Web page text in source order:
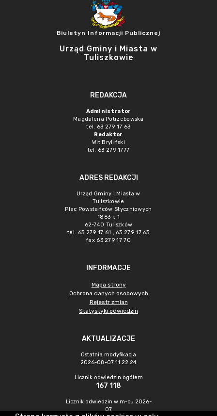
Biuletyn Informacji Publicznej
Urząd Gminy i Miasta w
Tuliszkowie
REDAKCJA
Administrator
Magdalena Potrzebowska
tel. 63 279 17 63
Redaktor
Wit Bryliński
tel. 63 279 1777
ADRES REDAKCJI
Urząd Gminy i Miasta w
Tuliszkowie
Plac Powstańców Styczniowych
1863 r. 1
62-740 Tuliszków
tel. 63 279 17 61 , 63 279 17 63
fax 63 279 17 70
INFORMACJE
Mapa strony
Ochrona danych osobowych
Rejestr zmian
Statystyki odwiedzin
AKTUALIZACJE
Ostatnia modyfikacja
2026-08-07 11:22:24
Licznik odwiedzin ogółem
167 118
Licznik odwiedzin w m-cu 2026-
07